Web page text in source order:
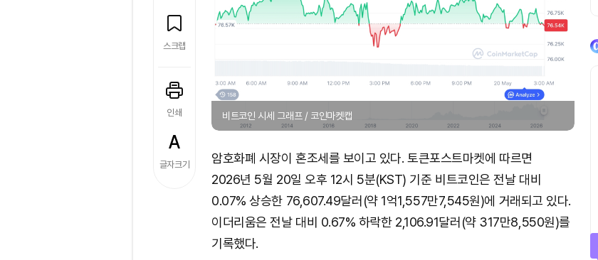
스크랩
인쇄
글자크기
비트코인 시세 그래프 / 코인마켓캡
암호화폐 시장이 혼조세를 보이고 있다. 토큰포스트마켓에 따르면
2026년 5월 20일 오후 12시 5분(KST) 기준 비트코인은 전날 대비
0.07% 상승한 76,607.49달러(약 1억1,557만7,545원)에 거래되고 있다.
이더리움은 전날 대비 0.67% 하락한 2,106.91달러(약 317만8,550원)를
기록했다.